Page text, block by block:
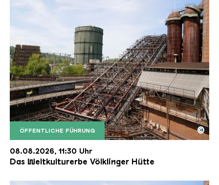
ÖFFENTLICHE FÜHRUNG
Der Erzschrägaufzug der Völklinger Hütte mit
Copyright: Weltkulturerbe Völklinger Hütte | Karl
©
08.08.2026, 11:30 Uhr
Das Weltkulturerbe Völklinger Hütte